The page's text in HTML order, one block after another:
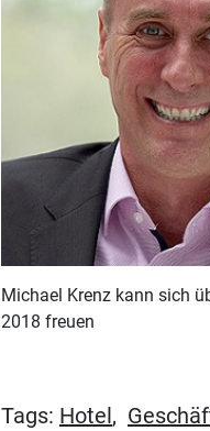
Michael Krenz kann sich
2018 freuen
Tags: Hotel ,